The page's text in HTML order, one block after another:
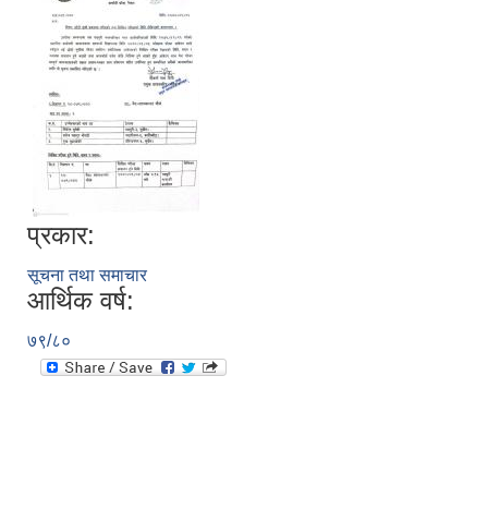
प्रकार:
सूचना तथा समाचार
आर्थिक वर्ष:
७९/८०